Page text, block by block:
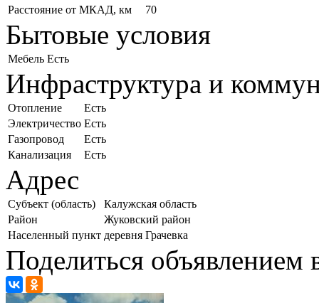
Расстояние от МКАД, км
70
Бытовые условия
Мебель Есть
Инфраструктура и
Отопление
Есть
Электричество Есть
Газопровод
Есть
Канализация
Есть
Адрес
Субъект (область)
Калужская область
Район
Жуковский район
Населенный пункт деревня Грачевка
Поделиться объявлением